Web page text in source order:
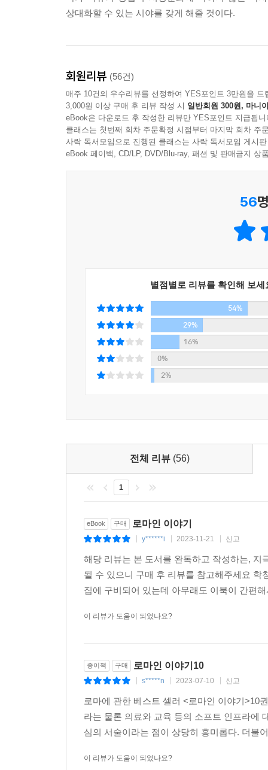
경제적으로 여유가 없기때문일까. 아니면 인프라
가정내 의료의 담당자는 가부장이었다. 로마의
라 집안이나 농장에서 일하는 노예들의 건강 상태
급된 것은 각 가정의 가부장이라는 독자층이 존재
예는 치료를 도우면서 배운다. 이리하여 '노예 의
음식과 적당한 노동, 충분한 수면과 위생이 보장
가정이나 농장에서 일하는 노예들의 건강에도
실을 막기 위한 배려에 불과했다. 그래도 어쨌든
개방을 추구했다. 그래서 적에게도 유리하고 나
시대이다. 인터넷의 가장 큰 특징은 개방이다. 이
대처는 이미 끝난 것이다.
또하나. 로마의 문화는 추상적이지 않고, 실제적
할 수 있다. 그러나 이집트인은 그 힘과 역량으
위해서 피라밋을 만들었다. 그러나 로마인은 다
현세를 위해서 도로를 만들었다. 플리니우스는 이
강함도 바로 이런 문화와 사고에 있었다. 문화는
상대화할 수 있는 시야를 갖게 해줄 것이다.
회원리뷰 (56건)
매주 10건의 우수리뷰를 선정하여 YES포인트 3만원을 드
3,000원 이상 구매 후 리뷰 작성 시 일반회원 300원, 마니
eBook은 다운로드 후 작성한 리뷰만 YES포인트 지급됩니
클래스는 첫번째 회차 주문확정 시점부터 마지막 회차 주
사락 독서모임으로 진행된 클래스는 사락 독서모임 게시
eBook 페이백, CD/LP, DVD/Blu-ray, 패션 및 판매금지 상
56
별점별로 리뷰를 확인해 보세
54%
29%
16%
0%
2%
전체 리뷰 (56)
1
eBook 구매 로마인 이야기
y******i 2023-11-21 신고
해당 리뷰는 본 도서를 완독하고 작성하는,
될 수 있으니 구매 후 리뷰를 참고해주세요
집에 구비되어 있는데 아무래도 이북이 간편
이 리뷰가 도움이 되었나요?
종이책 구매 로마인 이야기10
s*****n 2023-07-10 신고
로마에 관한 베스트 셀러 <로마인 이야기>10
라는 물론 의료와 교육 등의 소프트 인프라에
심의 서술이라는 점이 상당히 흥미롭다. 더불
이 리뷰가 도움이 되었나요?